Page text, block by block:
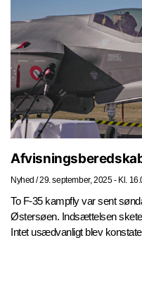
Nyhed / 29. september, 2025 - Kl.
To F-35 kampfly var sent
Østersøen. Indsættelsen
Intet usædvanligt blev